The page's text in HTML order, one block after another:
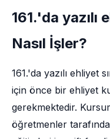
161.'da yazılı
Nasıl İşler?
161.'da yazılı ehliyet
için önce bir ehliyet
gerekmektedir.
öğretmenler